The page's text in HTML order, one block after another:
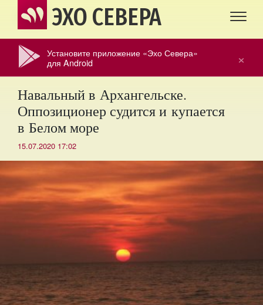
ЭХО СЕВЕРА
×
Установите приложение «Эхо Севера»
для Android
Навальный в Архангельске.
Оппозиционер судится и купается
в Белом море
15.07.2020 17:02